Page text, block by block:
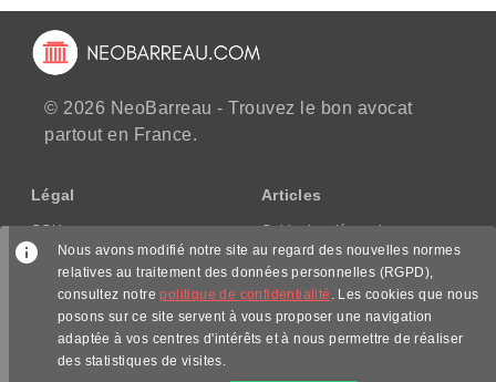
© 2026 NeoBarreau - Trouvez le bon avocat
partout en France.
Légal
CGU
CGV/CPPS
Politique de confidentialité
Articles
Guide des démarches
Nous suivre
Nous avons modifié notre site au regard des nouvelles normes
relatives au traitement des données personnelles (RGPD),
consultez notrepolitique de confidentialité . Les cookies que nous
posons sur ce site servent à vous proposer une navigation
adaptée à vos centres d'intérêts et à nous permettre de réaliser
des statistiques de visites.